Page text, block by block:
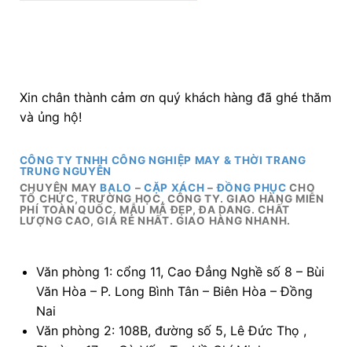
Xin chân thành cảm ơn quý khách hàng đã ghé thăm
và ủng hộ!
CÔNG TY TNHH CÔNG NGHIỆP MAY & THỜI TRANG
TRUNG NGUYÊN
CHUYÊN MAYBALO –CẶP XÁCH –ĐỒNG PHỤC CHO
TỔ CHỨC, TRƯỜNG HỌC, CÔNG TY. GIAO HÀNG MIỄN
PHÍ TOÀN QUỐC. MẪU MÃ ĐẸP, ĐA DANG. CHẤT
LƯỢNG CAO, GIÁ RẺ NHẤT. GIAO HÀNG NHANH.
Văn phòng 1: cổng 11, Cao Đẳng Nghề số 8 – Bùi
Văn Hòa – P. Long Bình Tân – Biên Hòa – Đồng
Nai
Văn phòng 2: 108B, đường số 5, Lê Đức Thọ ,